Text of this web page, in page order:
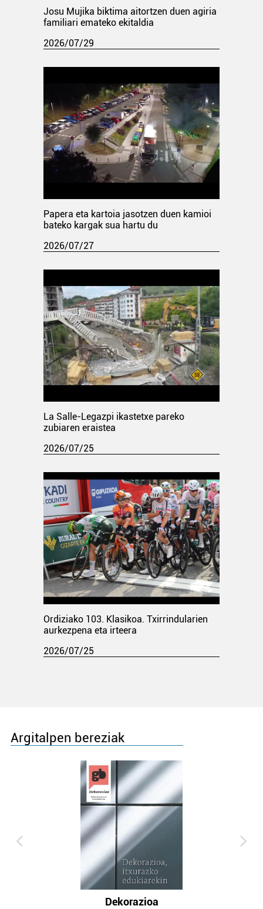
Josu Mujika biktima aitortzen duen agiria
familiari emateko ekitaldia
2026/07/29
Papera eta kartoia jasotzen duen kamioi
bateko kargak sua hartu du
2026/07/27
La Salle-Legazpi ikastetxe pareko
zubiaren eraistea
2026/07/25
Ordiziako 103. Klasikoa. Txirrindularien
aurkezpena eta irteera
2026/07/25
Argitalpen bereziak
Dekorazioa